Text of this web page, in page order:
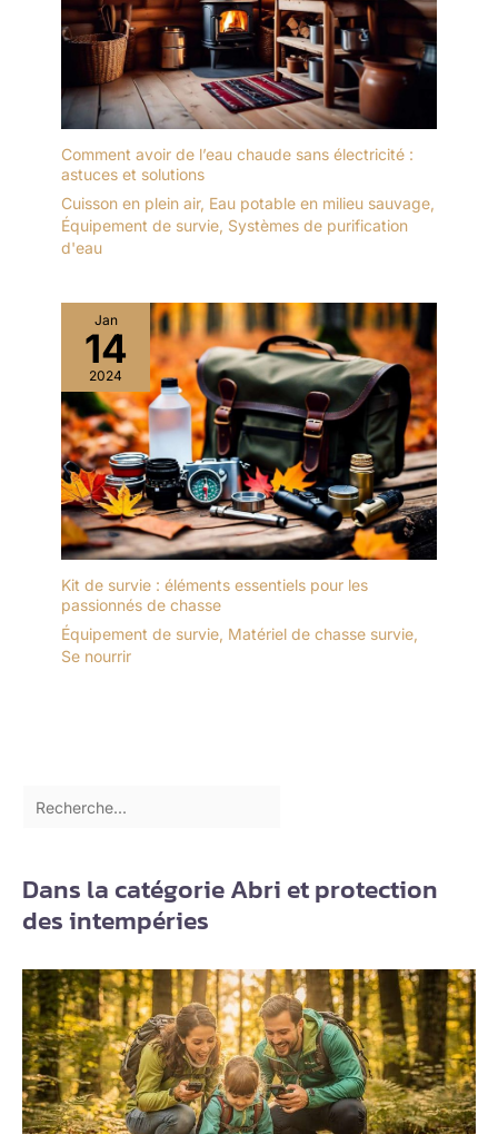
à doublure qui empêche la
poussière de pénétrer et évite
tout pliage accidentel [
Accessoires de camping
pratiques ] – Peu importe où
la vie vous mène, le couteau
besoins de différentes
scènes ! Des aventures en
tâches quotidiennes comme
les projets de bricolage, les
réparations domiciliaires et
même le déballage !
ACHETEZ EN TOUTE
CONFIANCE : cadeau pour
homme, cadeau de Noël
original pour homme,
calendrier de l’Avent pour
homme, idée cadeau Saint-
Valentin originale pour
homme, idée cadeau Fête
des Pères originale, cadeau
d’anniversaire pour homme,
et différents types de
Comment avoir de l’eau chaude sans électricité :
astuces et solutions
Cuisson en plein air, Eau potable en milieu sauvage,
Équipement de survie, Systèmes de purification
d'eau
Jan
14
2024
Kit de survie : éléments essentiels pour les
passionnés de chasse
Équipement de survie, Matériel de chasse survie,
Se nourrir
Dans la catégorie Abri et protection
des intempéries